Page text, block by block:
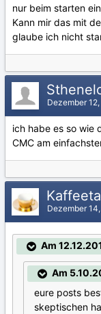
nur beim starten
Kann mir das mit
glaube ich nicht
Dezember 12,
ich habe es so wie
CMC am
Dezember 14,
Am
Am
eure posts
skeptischen